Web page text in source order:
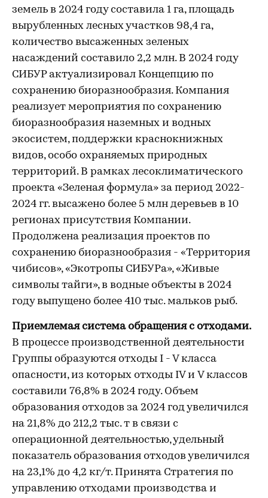
земель в 2024 году составила 1 га, площадь
вырубленных лесных участков 98,4 га,
количество высаженных зеленых
насаждений составило 2,2 млн. В 2024 году
СИБУР актуализировал Концепцию по
сохранению биоразнообразия. Компания
реализует мероприятия по сохранению
биоразнообразия наземных и водных
экосистем, поддержки краснокнижных
видов, особо охраняемых природных
территорий. В рамках лесоклиматического
проекта «Зеленая формула» за период 2022-
2024 гг. высажено более 5 млн деревьев в 10
регионах присутствия Компании.
Продолжена реализация проектов по
сохранению биоразнообразия - «Территория
чибисов», «Экотропы СИБУРа», «Живые
символы тайги», в водные объекты в 2024
году выпущено более 410 тыс. мальков рыб.
Приемлемая система обращения с отходами.
В процессе производственной деятельности
Группы образуются отходы I - V класса
опасности, из которых отходы IV и V классов
составили 76,8% в 2024 году. Объем
образования отходов за 2024 год увеличился
на 21,8% до 212,2 тыс. т в связи с
операционной деятельностью, удельный
показатель образования отходов увеличился
на 23,1% до 4,2 кг/т. Принята Стратегия по
управлению отходами производства и